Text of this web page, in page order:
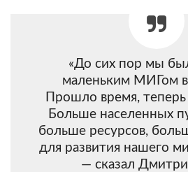
«До сих пор мы
маленьким МИГом
Прошло время,
Больше населенных
больше ресурсов,
для развития нашего
— сказал